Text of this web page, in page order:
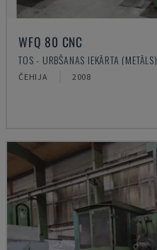
WFQ 80 CNC
TOS - URBŠANAS IEKĀRTA (METĀLS)
ČEHIJA 2008